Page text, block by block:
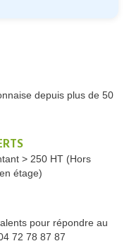
depuis plus de 50
> 250 HT (Hors
étage)
pour répondre au
72 78 87 87